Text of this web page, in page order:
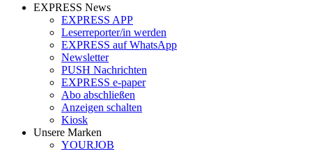
EXPRESS News
EXPRESS APP
Leserreporter/in werden
EXPRESS auf WhatsApp
Newsletter
PUSH Nachrichten
EXPRESS e-paper
Abo abschließen
Anzeigen schalten
Kiosk
Unsere Marken
YOURJOB